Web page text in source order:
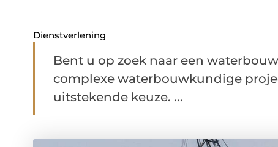
Dienstverlening
Bent u op zoek naar een
complexe waterbouwkundige
uitstekende keuze. ...